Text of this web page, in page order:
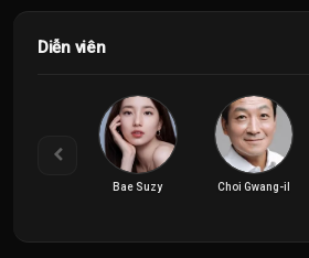
Diễn viên
Bae Suzy Choi Gwang-il